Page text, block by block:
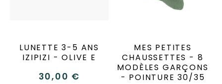
LUNETTE 3-5 ANS
IZIPIZI - OLIVE E
30,00 €
MES PETITES
CHAUSSETTES - 8
MODÈLES GARÇONS
- POINTURE 30/35